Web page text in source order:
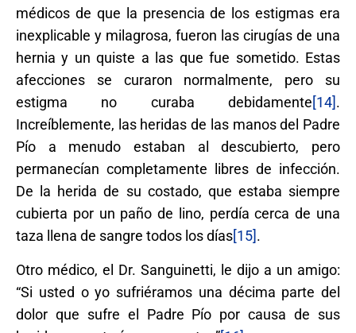
médicos de que la presencia de los estigmas era
inexplicable y milagrosa, fueron las cirugías de una
hernia y un quiste a las que fue sometido. Estas
afecciones se curaron normalmente, pero su
estigma no curaba debidamente[14].
Increíblemente, las heridas de las manos del Padre
Pío a menudo estaban al descubierto, pero
permanecían completamente libres de infección.
De la herida de su costado, que estaba siempre
cubierta por un paño de lino, perdía cerca de una
taza llena de sangre todos los días[15].
Otro médico, el Dr. Sanguinetti, le dijo a un amigo:
“Si usted o yo sufriéramos una décima parte del
dolor que sufre el Padre Pío por causa de sus